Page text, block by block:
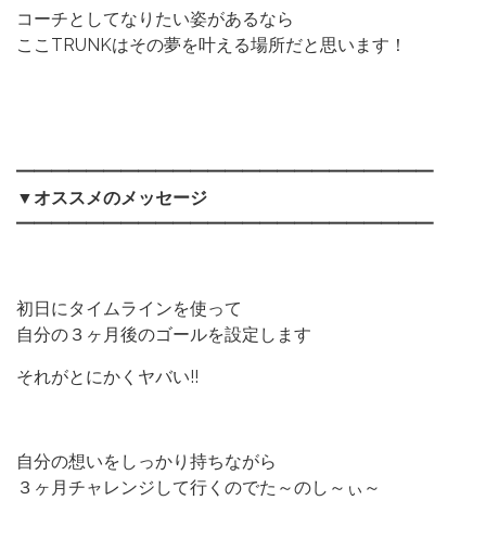
コーチとしてなりたい姿があるなら
ここTRUNKはその夢を叶える場所だと思います！
━━━━━━━━━━━━━━━━━━━━━━━━
▼オススメのメッセージ
━━━━━━━━━━━━━━━━━━━━━━━━
初日にタイムラインを使って
自分の３ヶ月後のゴールを設定します
それがとにかくヤバい!!
自分の想いをしっかり持ちながら
３ヶ月チャレンジして行くのでた～のし～ぃ～